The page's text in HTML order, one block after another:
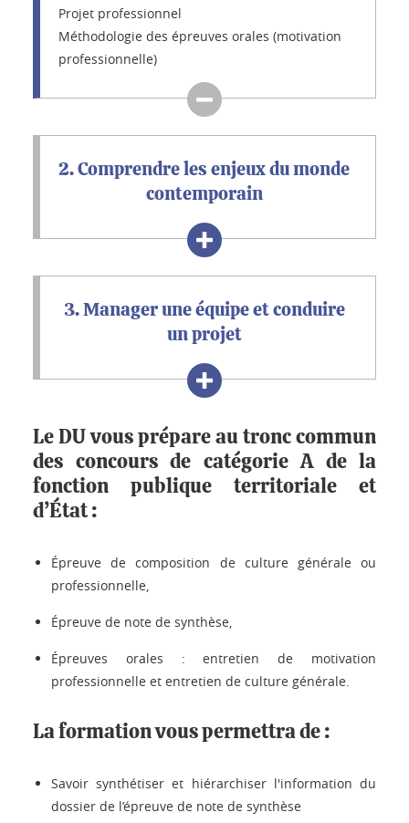
Projet professionnel
Méthodologie des épreuves orales (motivation
professionnelle)
2. Comprendre les enjeux du monde
contemporain
3. Manager une équipe et conduire
un projet
Le DU vous prépare au tronc commun
des concours de catégorie A de la
fonction publique territoriale et
d’État :
Épreuve de composition de culture générale ou
professionnelle,
Épreuve de note de synthèse,
Épreuves orales : entretien de motivation
professionnelle et entretien de culture générale.
La formation vous permettra de :
Savoir synthétiser et hiérarchiser l'information du
dossier de l’épreuve de note de synthèse